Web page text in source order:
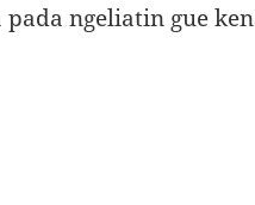
ngeliatin gue